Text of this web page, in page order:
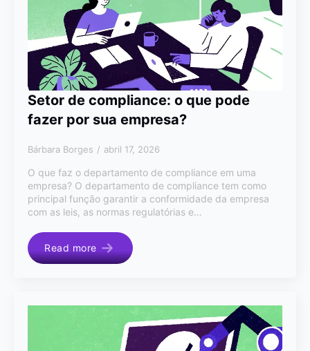
Setor de compliance: o que pode
fazer por sua empresa?
Bárbara Borges abril 17, 2026
O que faz o departamento de compliance em uma
empresa? O departamento de compliance tem como
principal função garantir a conformidade da empresa
com as leis, as normas regulatórias e…
Read more